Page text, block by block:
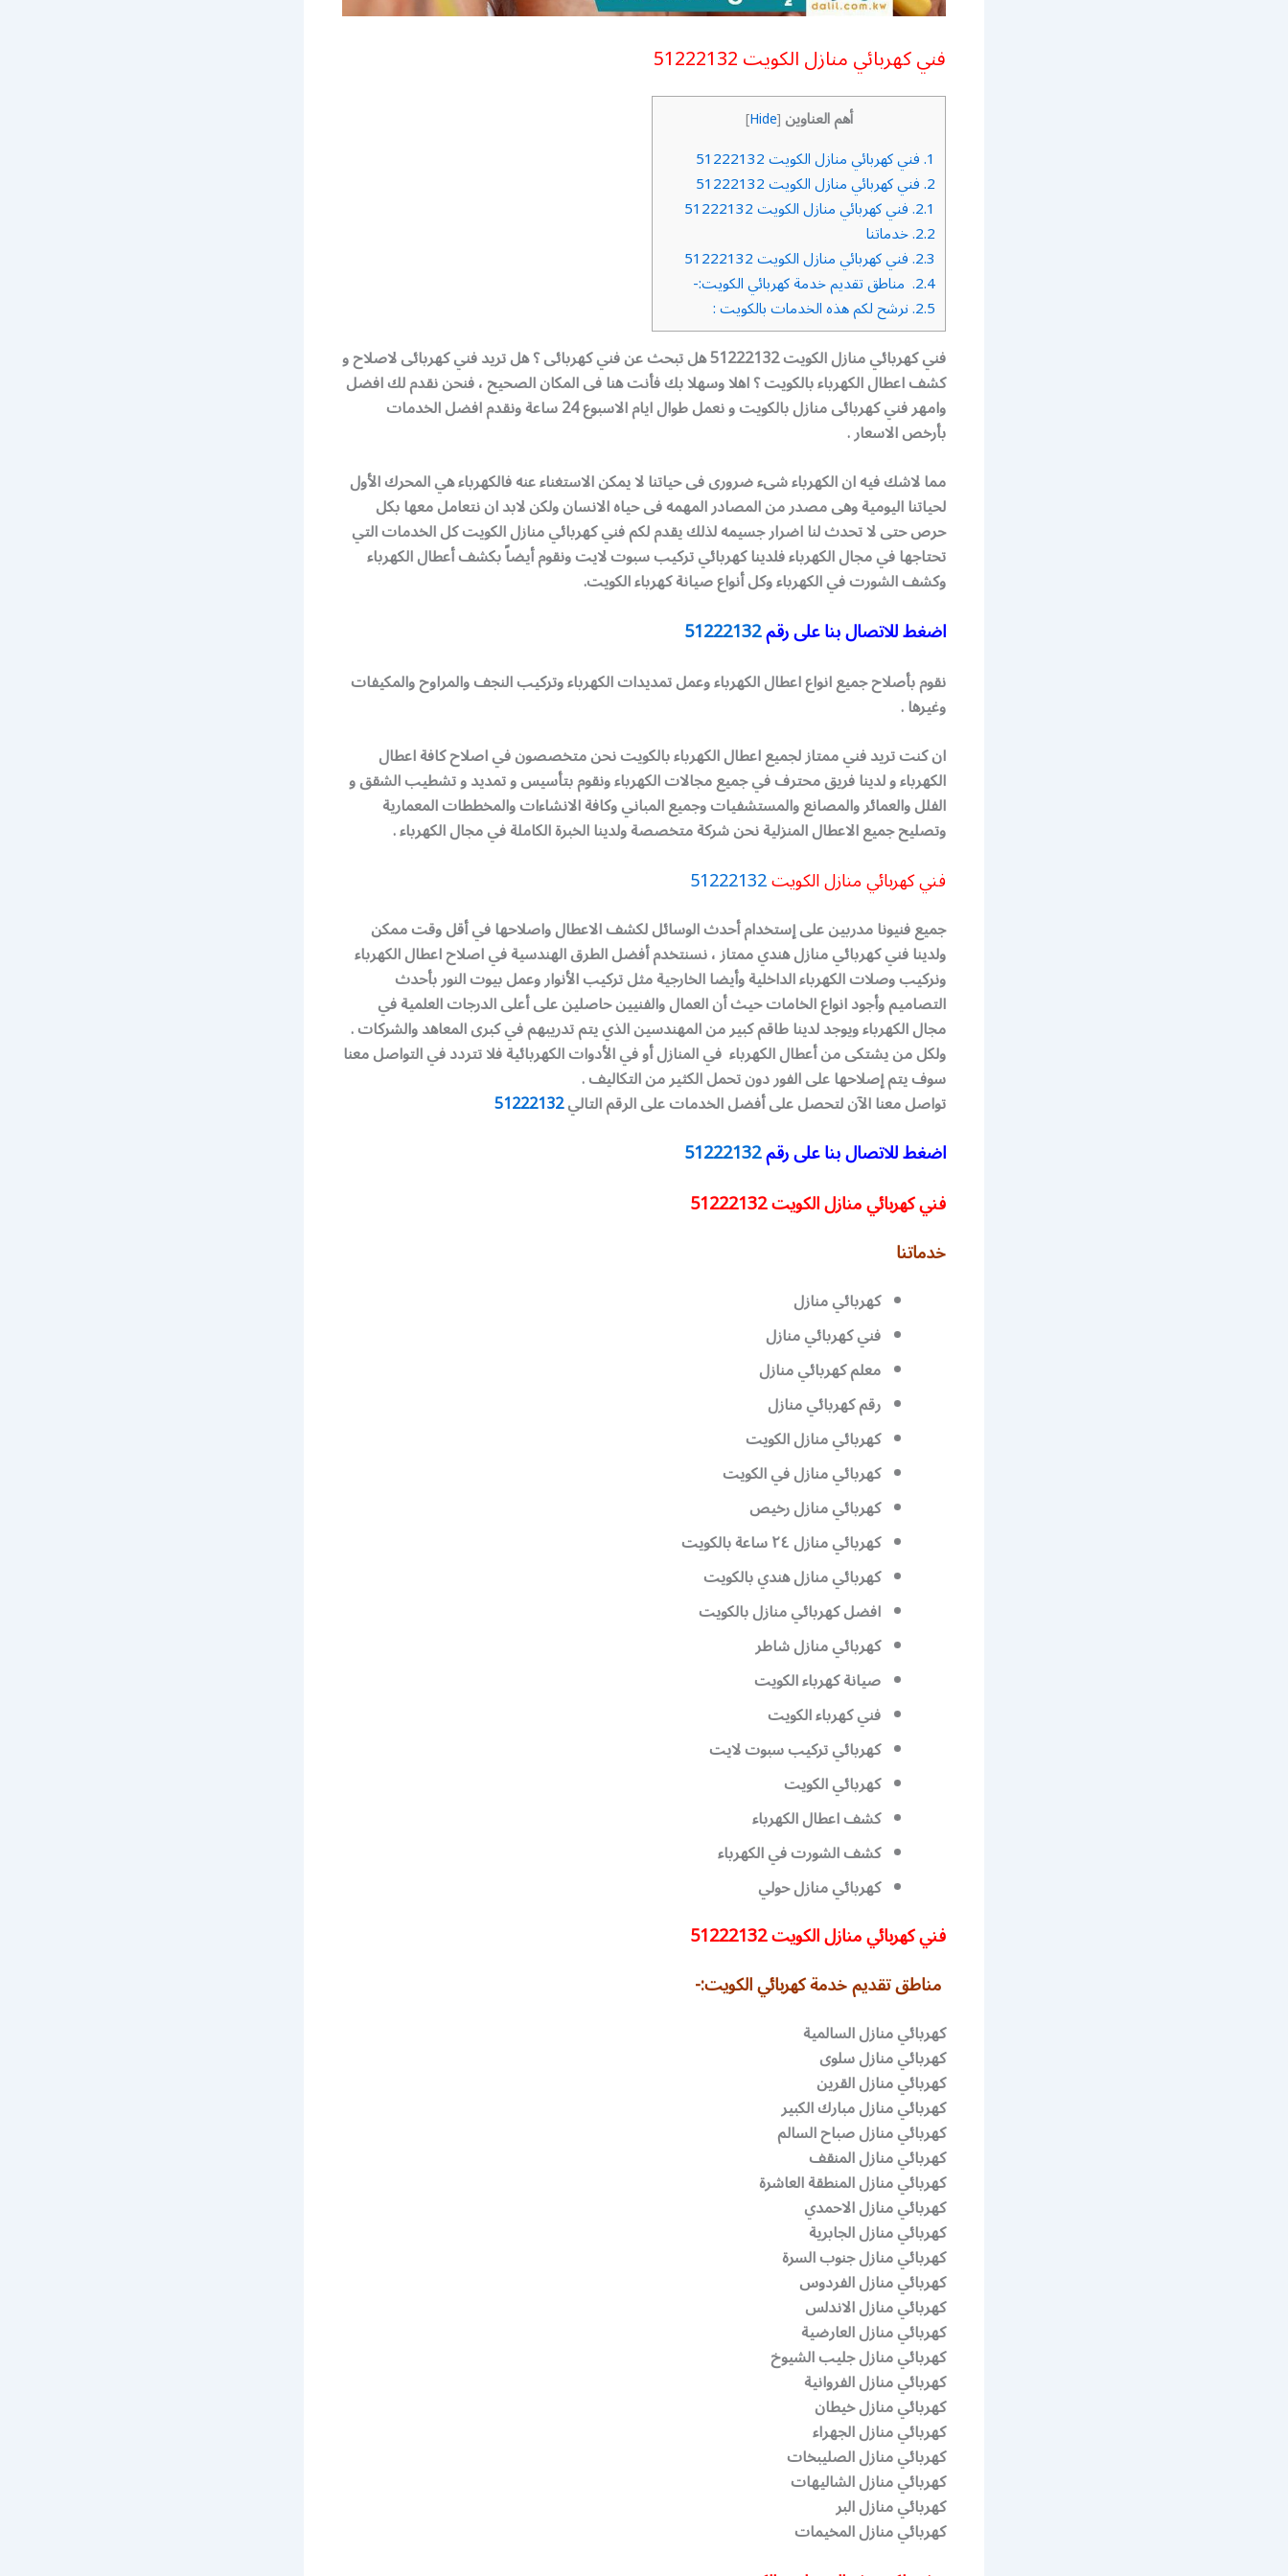
فني كهربائي منازل الكويت 51222132
أهم العناوين [
Hide
]
1. فني كهربائي منازل الكويت 51222132
2. فني كهربائي منازل الكويت 51222132
2.1. فني كهربائي منازل الكويت 51222132
2.2. خدماتنا
2.3. فني كهربائي منازل الكويت 51222132
2.4. مناطق تقديم خدمة كهربائي الكويت:-
2.5. نرشح لكم هذه الخدمات بالكويت :
فني كهربائي منازل الكويت 51222132 هل تبحث عن فني كهربائى ؟ هل تريد فني كهربائى لاصلاح و
كشف اعطال الكهرباء بالكويت ؟ اهلا وسهلا بك فأنت هنا فى المكان الصحيح ، فنحن نقدم لك افضل
وامهر فني كهربائى منازل بالكويت و نعمل طوال ايام الاسبوع 24 ساعة ونقدم افضل الخدمات
بأرخص الاسعار .
مما لاشك فيه ان الكهرباء شىء ضرورى فى حياتنا لا يمكن الاستغناء عنه فالكهرباء هي المحرك الأول
لحياتنا اليومية وهى مصدر من المصادر المهمه فى حياه الانسان ولكن لابد ان نتعامل معها بكل
حرص حتى لا تحدث لنا اضرار جسيمه لذلك يقدم لكم فني كهربائي منازل الكويت كل الخدمات التي
تحتاجها في مجال الكهرباء فلدينا كهربائي تركيب سبوت لايت ونقوم أيضاً بكشف أعطال الكهرباء
وكشف الشورت في الكهرباء وكل أنواع صيانة كهرباء الكويت.
اضغط للاتصال بنا على رقم51222132
نقوم بأصلاح جميع انواع اعطال الكهرباء وعمل تمديدات الكهرباء وتركيب النجف والمراوح والمكيفات
وغيرها .
ان كنت تريد فني ممتاز لجميع اعطال الكهرباء بالكويت نحن متخصصون في اصلاح كافة اعطال
الكهرباء و لدينا فريق محترف في جميع مجالات الكهرباء ونقوم بتأسيس و تمديد و تشطيب الشقق و
الفلل والعمائر والمصانع والمستشفيات وجميع المباني وكافة الانشاءات والمخططات المعمارية
وتصليح جميع الاعطال المنزلية نحن شركة متخصصة ولدينا الخبرة الكاملة في مجال الكهرباء .
فني كهربائي منازل الكويت51222132
جميع فنيونا مدربين على إستخدام أحدث الوسائل لكشف الاعطال واصلاحها في أقل وقت ممكن
ولدينا فني كهربائي منازل هندي ممتاز ، نسنتخدم أفضل الطرق الهندسية في اصلاح اعطال الكهرباء
ونركيب وصلات الكهرباء الداخلية وأيضا الخارجية مثل تركيب الأنوار وعمل بيوت النور بأحدث
التصاميم وأجود انواع الخامات حيث أن العمال والفنيين حاصلين على أعلى الدرجات العلمية في
مجال الكهرباء ويوجد لدينا طاقم كبير من المهندسين الذي يتم تدريبهم في كبرى المعاهد والشركات .
ولكل من يشتكى من أعطال الكهرباء في المنازل أو في الأدوات الكهربائية فلا تتردد في التواصل معنا
سوف يتم إصلاحها على الفور دون تحمل الكثير من التكاليف .
تواصل معنا الآن لتحصل على أفضل الخدمات على الرقم التالي51222132
اضغط للاتصال بنا على رقم51222132
فني كهربائي منازل الكويت 51222132
خدماتنا
كهربائي منازل
فني كهربائي منازل
معلم كهربائي منازل
رقم كهربائي منازل
كهربائي منازل الكويت
كهربائي منازل في الكويت
كهربائي منازل رخيص
كهربائي منازل ٢٤ ساعة بالكويت
كهربائي منازل هندي بالكويت
افضل كهربائي منازل بالكويت
كهربائي منازل شاطر
صيانة كهرباء الكويت
فني كهرباء الكويت
كهربائي تركيب سبوت لايت
كهربائي الكويت
كشف اعطال الكهرباء
كشف الشورت في الكهرباء
كهربائي منازل حولي
فني كهربائي منازل الكويت 51222132
مناطق تقديم خدمة كهربائي الكويت:-
كهربائي منازل السالمية
كهربائي منازل سلوى
كهربائي منازل القرين
كهربائي منازل مبارك الكبير
كهربائي منازل صباح السالم
كهربائي منازل المنقف
كهربائي منازل المنطقة العاشرة
كهربائي منازل الاحمدي
كهربائي منازل الجابرية
كهربائي منازل جنوب السرة
كهربائي منازل الفردوس
كهربائي منازل الاندلس
كهربائي منازل العارضية
كهربائي منازل جليب الشيوخ
كهربائي منازل الفروانية
كهربائي منازل خيطان
كهربائي منازل الجهراء
كهربائي منازل الصليبخات
كهربائي منازل الشاليهات
كهربائي منازل البر
كهربائي منازل المخيمات